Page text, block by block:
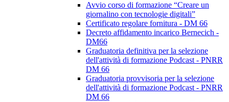
Avvio corso di formazione “Creare un
giornalino con tecnologie digitali”
Certificato regolare fornitura - DM 66
Decreto affidamento incarico Bernecich -
DM66
Graduatoria definitiva per la selezione
dell'attività di formazione Podcast - PNRR
DM 66
Graduatoria provvisoria per la selezione
dell'attività di formazione Podcast - PNRR
DM 66